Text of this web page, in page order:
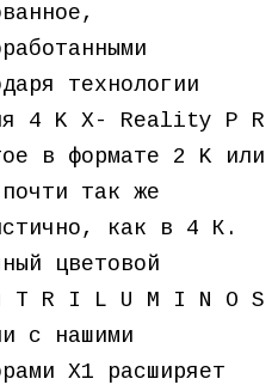
технологии
4 K X- Reality P R
в формате 2 K или
так же
как в 4 К.
цветовой
T R I L U M I N O S
с нашими
X1 расширяет